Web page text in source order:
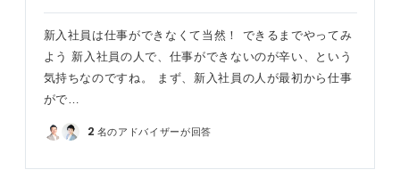
新入社員は仕事ができなくて当然！ できるまでやってみ
よう 新入社員の人で、仕事ができないのが辛い、という
気持ちなのですね。 まず、新入社員の人が最初から仕事
がで…
2 名のアドバイザーが回答